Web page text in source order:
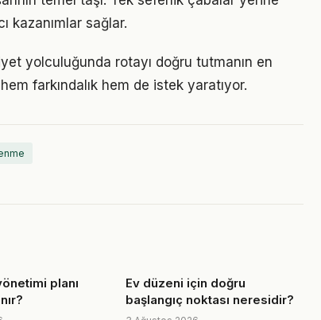
kazanımlar sağlar.
yolculuğunda rotayı doğru tutmanın en
farkındalık hem de istek yaratıyor.
planı
Ev düzeni için doğru
başlangıç noktası neresidir?